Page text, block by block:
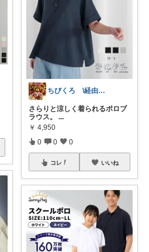
ちびくろ \経由購入ありがとうござます/
さらりと涼しく着られるポロブ
ラウス。 ...
￥ 4,950
0 0 0
コレ いいね